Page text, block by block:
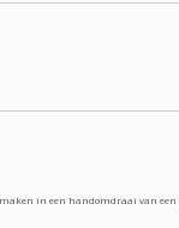
in een handomdraai van een